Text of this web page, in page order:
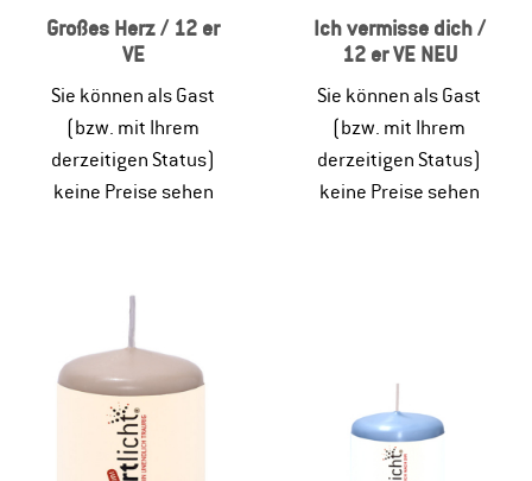
Großes Herz / 12 er
VE
Sie können als Gast
(bzw. mit Ihrem
derzeitigen Status)
keine Preise sehen
Ich vermisse dich /
12 er VE NEU
Sie können als Gast
(bzw. mit Ihrem
derzeitigen Status)
keine Preise sehen